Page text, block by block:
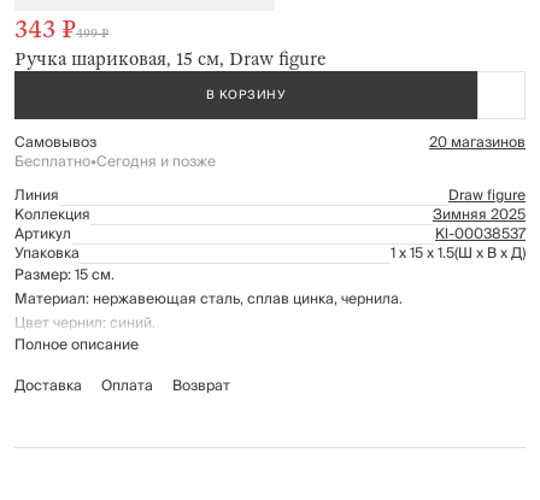
Ручка шариковая, 15 см, Draw figure
343 ₽499 ₽
В КОРЗИНУ
Самовывоз 20 магазинов
Бесплатно•Сегодня и позже
Линия
Draw figure
Коллекция Зимняя 2025
Артикул Kl-00038537
Упаковка 1 x 15 x 1.5(Ш x В x Д)
Размер: 15 см.
Материал: нержавеющая сталь, сплав цинка, чернила.
Цвет чернил: синий.
Полное описание
Доставка
Оплата Возврат